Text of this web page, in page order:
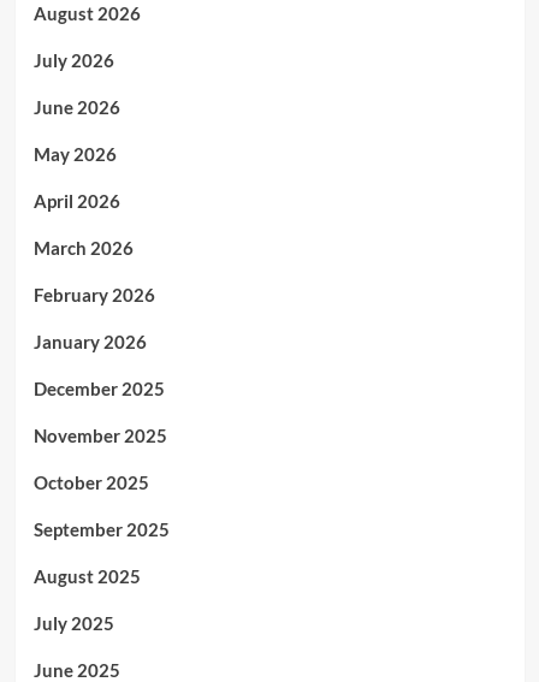
August 2026
July 2026
June 2026
May 2026
April 2026
March 2026
February 2026
January 2026
December 2025
November 2025
October 2025
September 2025
August 2025
July 2025
June 2025